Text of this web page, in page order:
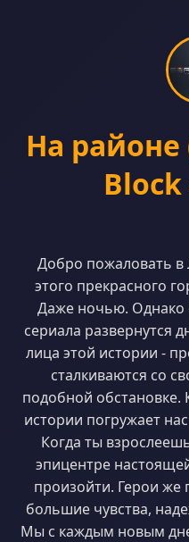
На районе
Block
Добро пожаловать в
этого прекрасного
Даже ночью. Однако
сериала развернутся
лица этой истории -
сталкиваются со
подобной
истории погружает
Когда ты
эпицентре
произойти. Герои
большие чувства,
Мы с каждым новым